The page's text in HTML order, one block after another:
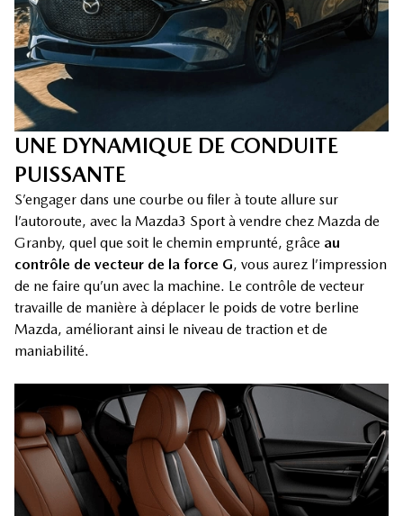
UNE DYNAMIQUE DE CONDUITE
PUISSANTE
S’engager dans une courbe ou filer à toute allure sur
l’autoroute, avec la Mazda3 Sport à vendre chez Mazda de
Granby, quel que soit le chemin emprunté, grâce au
contrôle de vecteur de la force G, vous aurez l’impression
de ne faire qu’un avec la machine. Le contrôle de vecteur
travaille de manière à déplacer le poids de votre berline
Mazda, améliorant ainsi le niveau de traction et de
maniabilité.